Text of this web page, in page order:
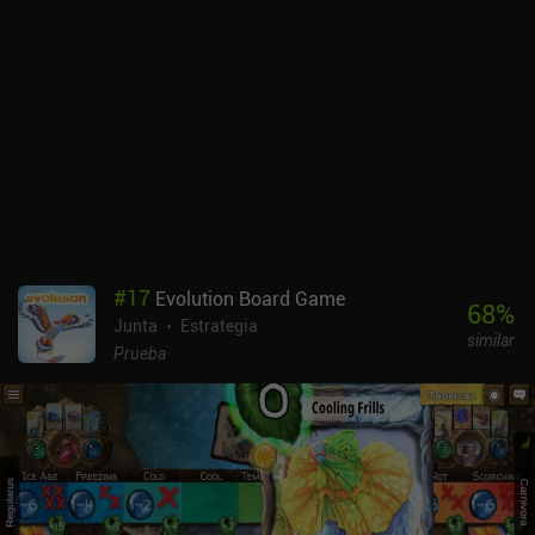
que, por lo demás, es estupendo y que recomiendo
encarecidamente por su accesibilidad y su temática y jugabilidad
suaves pero atractivas.
#17 Evolution Board Game
Junta
Estrategia
Prueba
68%
similar